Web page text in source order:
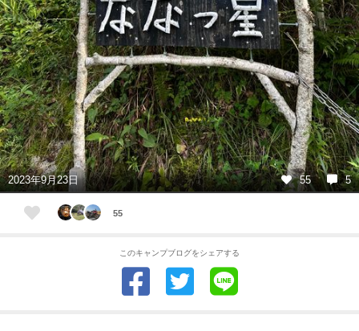
2023年9月23日 55 5
55
このキャンプブログをシェアする